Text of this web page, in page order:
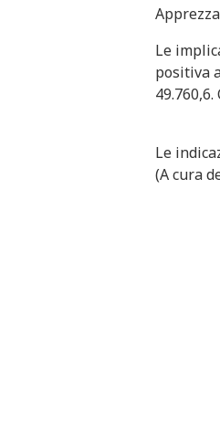
Le
positiva
Le
(A cura